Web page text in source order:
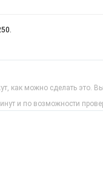
как можно сделать это.
и по возможности